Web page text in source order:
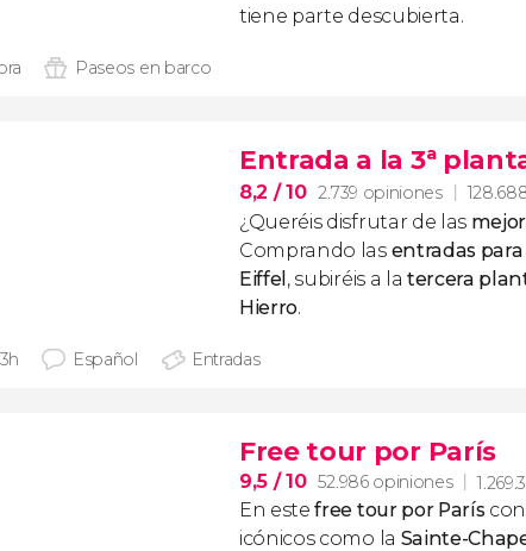
tiene parte descubierta.
Paseos en barco
Entrada a la 3ª
8,2 / 10 2.739 opiniones
¿Queréis disfrutar de las
Comprando las entradas
Eiffel , subiréis a la tercera
Hierro.
Español Entradas
Free tour por París
9,5 / 10 52.986 opiniones
En este free tour por París
icónicos como la Sainte-